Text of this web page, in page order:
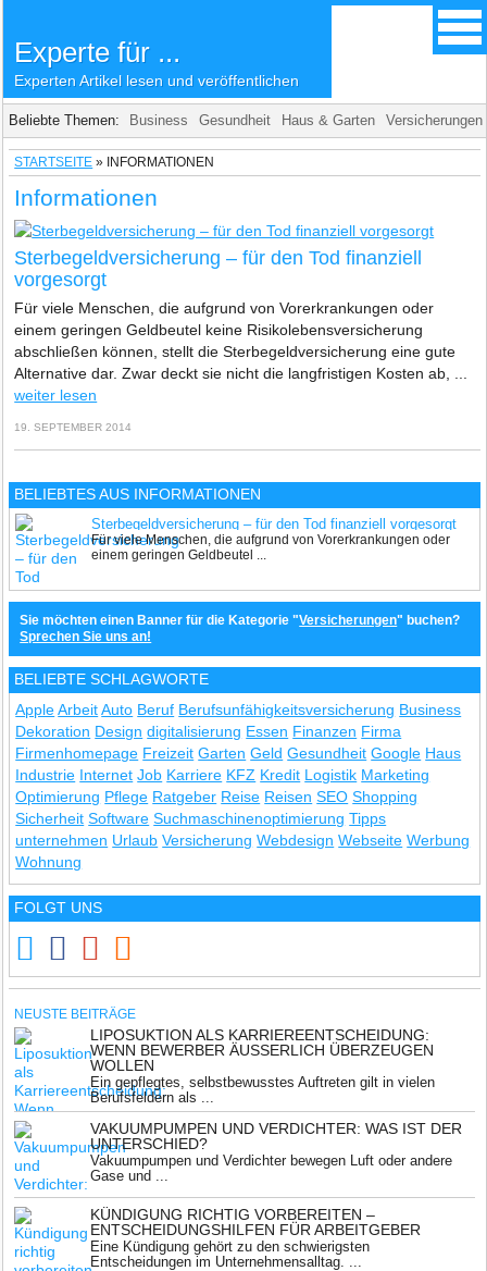
Experte für ...
Experten Artikel lesen und veröffentlichen
Beliebte Themen: Business Gesundheit Haus & Garten Versicherungen
STARTSEITE » INFORMATIONEN
Informationen
Sterbegeldversicherung – für den Tod finanziell
vorgesorgt
Für viele Menschen, die aufgrund von Vorerkrankungen oder
einem geringen Geldbeutel keine Risikolebensversicherung
abschließen können, stellt die Sterbegeldversicherung eine gute
Alternative dar. Zwar deckt sie nicht die langfristigen Kosten ab, ...
weiter lesen
19. SEPTEMBER 2014
BELIEBTES AUS INFORMATIONEN
Sterbegeldversicherung – für den Tod finanziell vorgesorgt
Für viele Menschen, die aufgrund von Vorerkrankungen oder
einem geringen Geldbeutel ...
Sie möchten einen Banner für die Kategorie "Versicherungen" buchen?
Sprechen Sie uns an!
BELIEBTE SCHLAGWORTE
Apple Arbeit Auto Beruf Berufsunfähigkeitsversicherung Business
Dekoration Design digitalisierung Essen Finanzen Firma
Firmenhomepage Freizeit Garten Geld Gesundheit Google Haus
Industrie Internet Job Karriere KFZ Kredit Logistik Marketing
Optimierung Pflege Ratgeber Reise Reisen SEO Shopping
Sicherheit Software Suchmaschinenoptimierung Tipps
unternehmen Urlaub Versicherung Webdesign Webseite Werbung
Wohnung
FOLGT UNS
NEUSTE BEITRÄGE
LIPOSUKTION ALS KARRIEREENTSCHEIDUNG:
WENN BEWERBER ÄUSSERLICH ÜBERZEUGEN W
OLLEN
Ein gepflegtes, selbstbewusstes Auftreten gilt in vielen
Berufsfeldern als ...
VAKUUMPUMPEN UND VERDICHTER: WAS IST DER
UNTERSCHIED?
Vakuumpumpen und Verdichter bewegen Luft oder andere
Gase und ...
KÜNDIGUNG RICHTIG VORBEREITEN –
ENTSCHEIDUNGSHILFEN FÜR ARBEITGEBER
Eine Kündigung gehört zu den schwierigsten
Entscheidungen im Unternehmensalltag. ...